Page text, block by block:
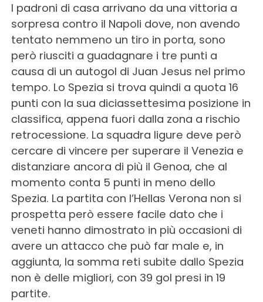
I padroni di casa arrivano da una vittoria a
sorpresa contro il Napoli dove, non avendo
tentato nemmeno un tiro in porta, sono
però riusciti a guadagnare i tre punti a
causa di un autogol di Juan Jesus nel primo
tempo. Lo Spezia si trova quindi a quota 16
punti con la sua diciassettesima posizione in
classifica, appena fuori dalla zona a rischio
retrocessione. La squadra ligure deve però
cercare di vincere per superare il Venezia e
distanziare ancora di più il Genoa, che al
momento conta 5 punti in meno dello
Spezia. La partita con l’Hellas Verona non si
prospetta però essere facile dato che i
veneti hanno dimostrato in più occasioni di
avere un attacco che può far male e, in
aggiunta, la somma reti subite dallo Spezia
non è delle migliori, con 39 gol presi in 19
partite.